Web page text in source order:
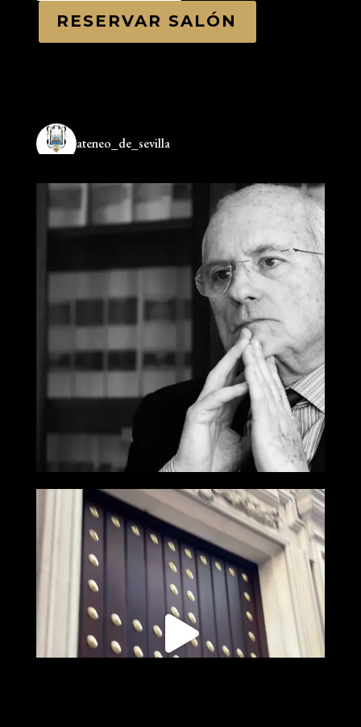
RESERVAR SALÓN
ateneo_de_sevilla